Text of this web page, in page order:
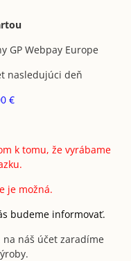
GP Webpay Europe
nasledujúci deň
€
k tomu, že vyrábame
je možná.
budeme informovať.
náš účet zaradíme